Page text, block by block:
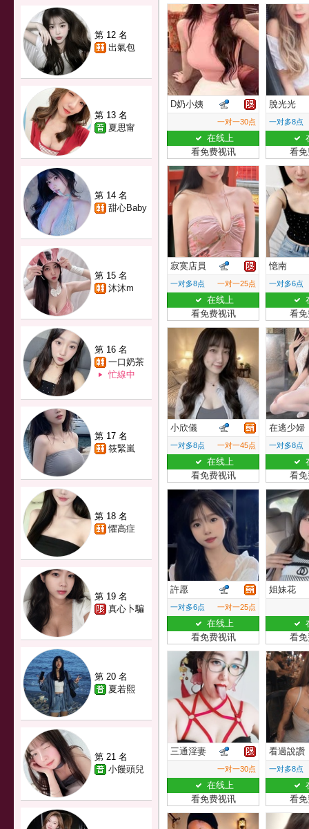
第 12 名
出氣包
第 13 名
夏思甯
第 14 名
甜心Baby
第 15 名
沐沐m
第 16 名
一口奶茶
忙線中
第 17 名
筱緊嵐
第 18 名
懼高症
第 19 名
真心卜騙
第 20 名
夏若熙
第 21 名
小饅頭兒
D奶小姨
一对一30点
在线上
看免费视讯
脫光光
一对多8点
看
寂寞店員
一对多8点 一对一25点
在线上
看免费视讯
憶南
一对多6点
看
小欣儀
一对多8点 一对一45点
在线上
看免费视讯
在逃少婦
一对多8点
看
許愿
一对多6点 一对一25点
在线上
看免费视讯
姐妹花
看
三通淫妻
一对一30点
在线上
看免费视讯
看過說讚
一对多8点
看